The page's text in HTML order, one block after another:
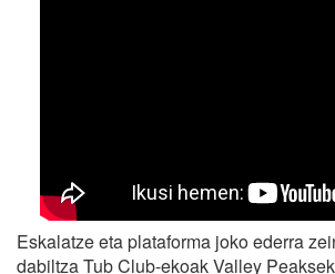
Eskalatze eta plataforma joko ederra
dabiltza Tub Club-ekoak Valley